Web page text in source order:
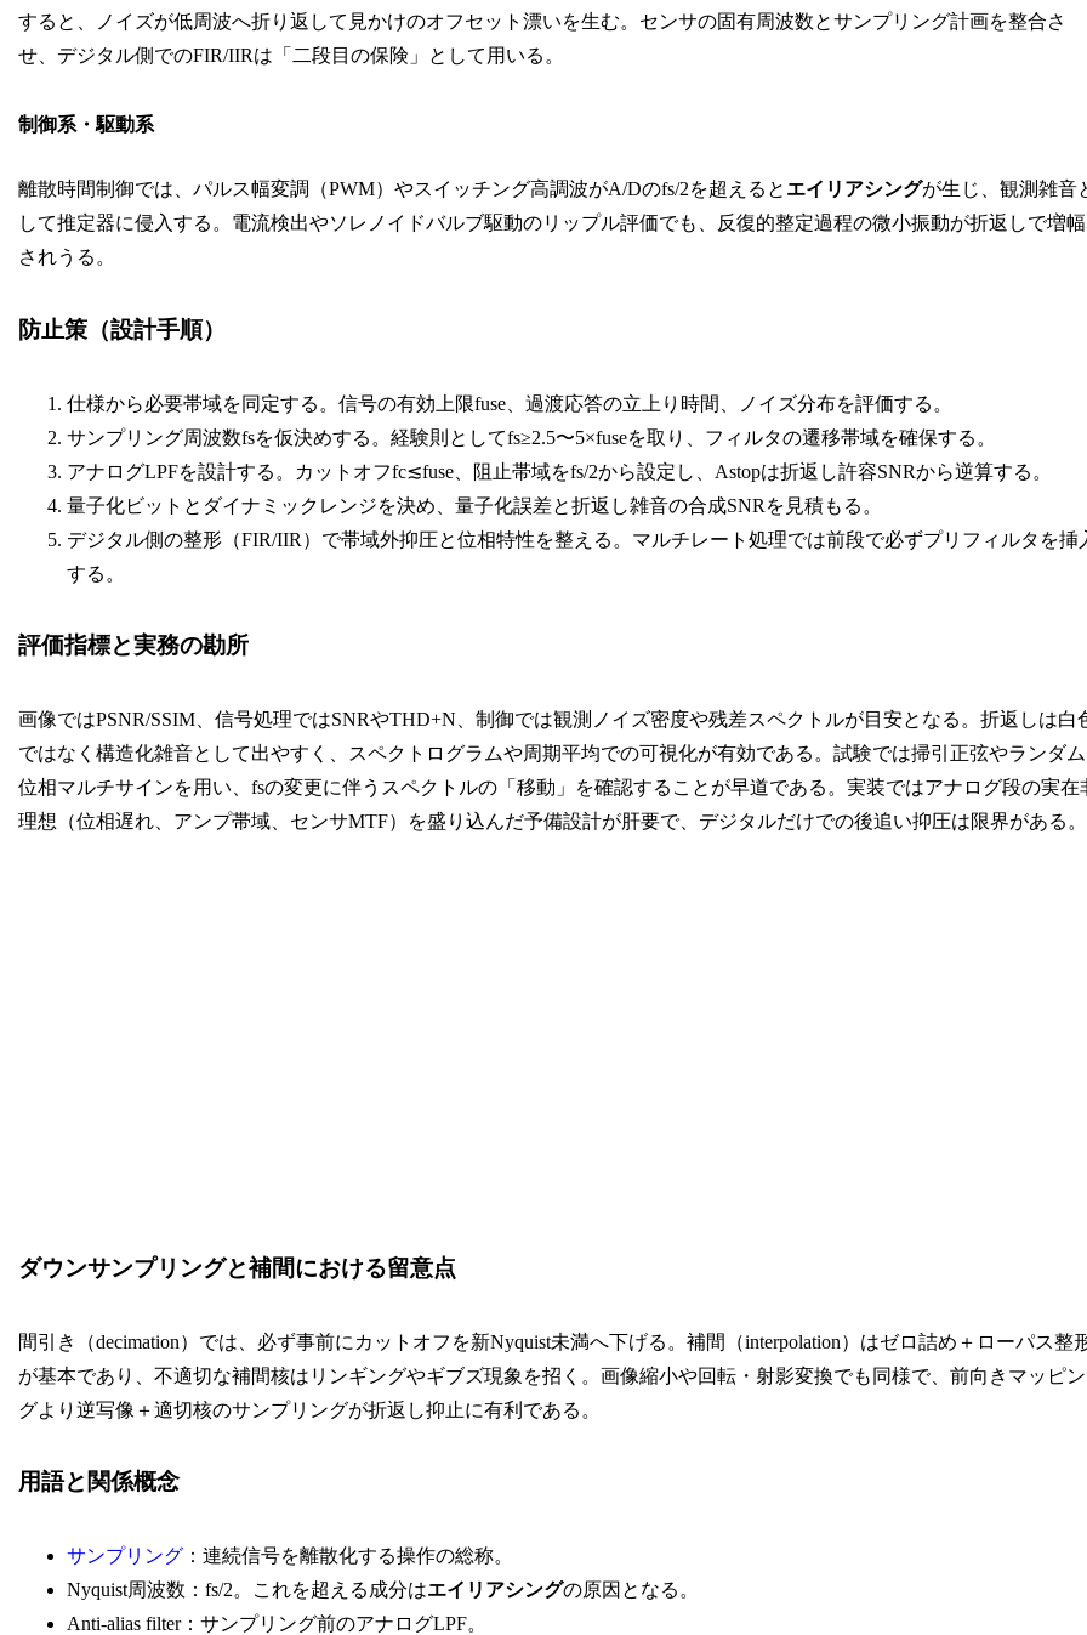
すると、ノイズが低周波へ折り返して見かけのオフセット漂いを生む。センサの固有周波数とサンプリング計画を整合さ
せ、デジタル側でのFIR/IIRは「二段目の保険」として用いる。
制御系・駆動系
離散時間制御では、パルス幅変調（PWM）やスイッチング高調波がA/Dのfs/2を超えると エイリアシングが生じ、観測雑音
して推定器に侵入する。電流検出やソレノイドバルブ駆動のリップル評価でも、反復的整定過程の微小振動が折返しで増幅
されうる。
防止策（設計手順）
仕様から必要帯域を同定する。信号の有効上限fuse、過渡応答の立上り時間、ノイズ分布を評価する。
サンプリング周波数fsを仮決めする。経験則としてfs≥2.5〜5×fuseを取り、フィルタの遷移帯域を確保する。
アナログLPFを設計する。カットオフfc≲fuse、阻止帯域をfs/2から設定し、Astopは折返し許容SNRから逆算する。
量子化ビットとダイナミックレンジを決め、量子化誤差と折返し雑音の合成SNRを見積もる。
デジタル側の整形（FIR/IIR）で帯域外抑圧と位相特性を整える。マルチレート処理では前段で必ずプリフィルタを挿
する。
評価指標と実務の勘所
画像ではPSNR/SSIM、信号処理ではSNRやTHD+N、制御では観測ノイズ密度や残差スペクトルが目安となる。折返しは白
ではなく構造化雑音として出やすく、スペクトログラムや周期平均での可視化が有効である。試験では掃引正弦やランダム
位相マルチサインを用い、fsの変更に伴うスペクトルの「移動」を確認することが早道である。実装ではアナログ段の実在
理想（位相遅れ、アンプ帯域、センサMTF）を盛り込んだ予備設計が肝要で、デジタルだけでの後追い抑圧は限界がある。
ダウンサンプリングと補間における留意点
間引き（decimation）では、必ず事前にカットオフを新Nyquist未満へ下げる。補間（interpolation）はゼロ詰め＋ローパス整
が基本であり、不適切な補間核はリンギングやギブズ現象を招く。画像縮小や回転・射影変換でも同様で、前向きマッピン
グより逆写像＋適切核のサンプリングが折返し抑止に有利である。
用語と関係概念
サンプリング：連続信号を離散化する操作の総称。
Nyquist周波数：fs/2。これを超える成分はエイリアシングの原因となる。
Anti-alias filter：サンプリング前のアナログLPF。